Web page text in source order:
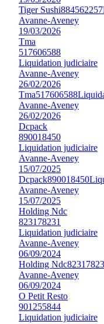
Tiger Sushi884562257
Avanne-Aveney
19/03/2026
Tma
517606588
Liquidation judiciaire
Avanne-Aveney
26/02/2026
Tma517606588
Avanne-Aveney
26/02/2026
Dcpack
890018450
Liquidation judiciaire
Avanne-Aveney
15/07/2025
Dcpack890018450
Avanne-Aveney
15/07/2025
Holding Ndc
823178231
Liquidation judiciaire
Avanne-Aveney
06/09/2024
Holding Ndc
Avanne-Aveney
06/09/2024
O Petit Resto
901255844
Liquidation judiciaire